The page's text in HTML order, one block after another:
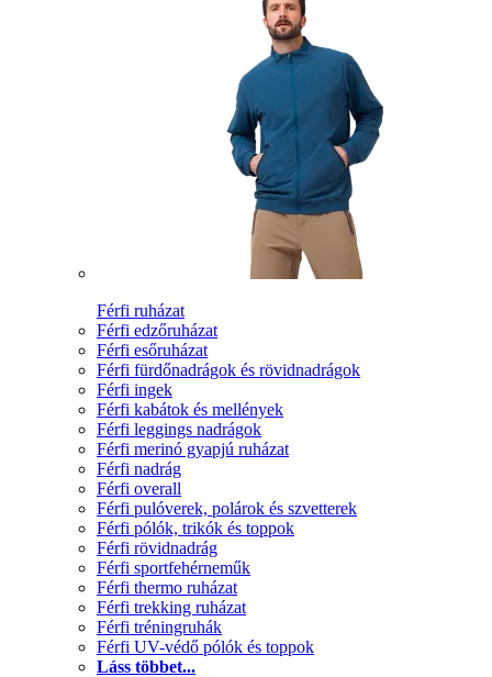
Férfi ruházat
Férfi edzőruházat
Férfi esőruházat
Férfi fürdőnadrágok és rövidnadrágok
Férfi ingek
Férfi kabátok és mellények
Férfi leggings nadrágok
Férfi merinó gyapjú ruházat
Férfi nadrág
Férfi overall
Férfi pulóverek, polárok és szvetterek
Férfi pólók, trikók és toppok
Férfi rövidnadrág
Férfi sportfehérneműk
Férfi thermo ruházat
Férfi trekking ruházat
Férfi tréningruhák
Férfi UV-védő pólók és toppok
Láss többet...